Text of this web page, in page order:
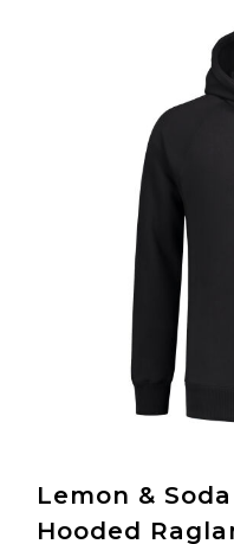
Lemon &
Hooded